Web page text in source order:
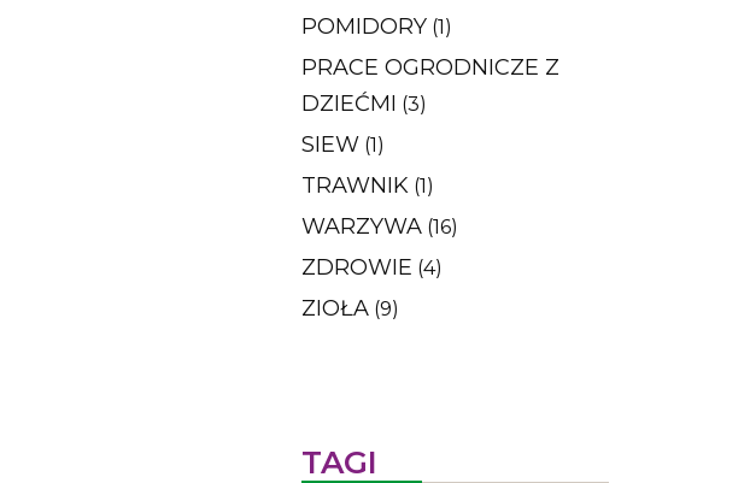
POMIDORY (1)
PRACE OGRODNICZE Z
DZIEĆMI (3)
SIEW (1)
TRAWNIK (1)
WARZYWA (16)
ZDROWIE (4)
ZIOŁA (9)
TAGI